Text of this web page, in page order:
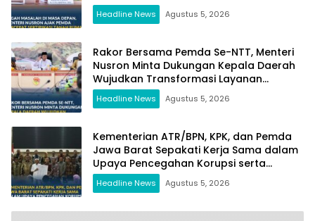
Headline News Agustus 5, 2026
Rakor Bersama Pemda Se-NTT, Menteri
Nusron Minta Dukungan Kepala Daerah
Wujudkan Transformasi Layanan
Pertanahan
Headline News Agustus 5, 2026
Kementerian ATR/BPN, KPK, dan Pemda
Jawa Barat Sepakati Kerja Sama dalam
Upaya Pencegahan Korupsi serta
Penguatan Ekonomi Daerah
Headline News Agustus 5, 2026